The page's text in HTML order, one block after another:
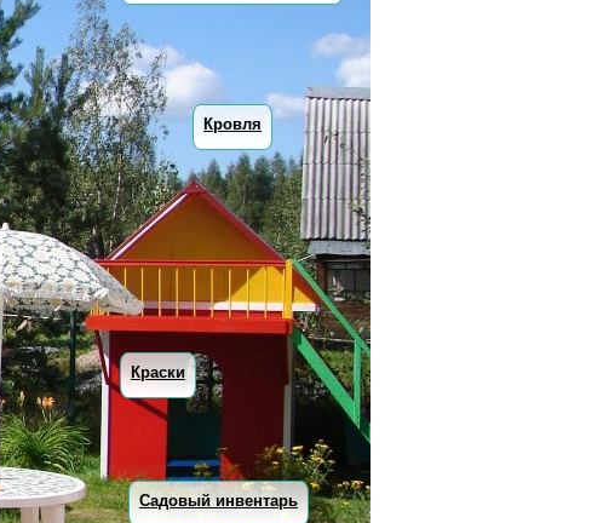
Кровля
Садовый инвентарь
Краски